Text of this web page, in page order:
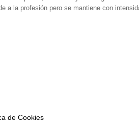
a la profesión pero se mantiene con
de Cookies